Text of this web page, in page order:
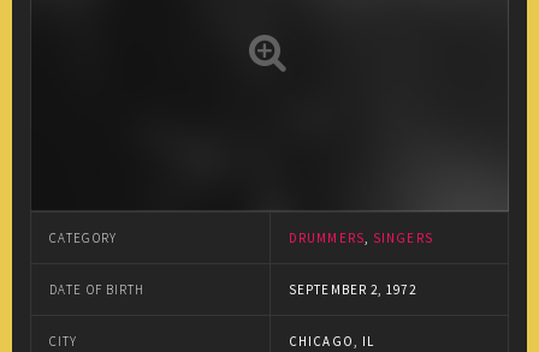
CATEGORY DRUMMERS, SINGERS
DATE OF BIRTH SEPTEMBER 2, 1972
CITY CHICAGO, IL